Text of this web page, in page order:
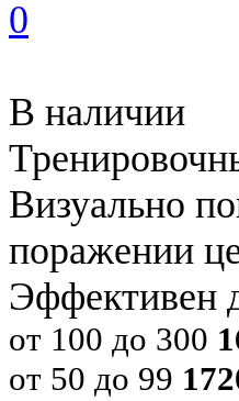
0
В наличии
Визуально
поражении
Эффективен
от 100 до 300
от 50 до 99